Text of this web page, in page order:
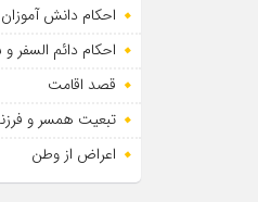
احکام دانش
احکام دائم السفر
قصد اقامت
تبعیت همسر و
اعراض از وطن